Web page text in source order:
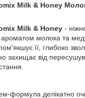
Milk & Honey
Milk & Honey -
молока та
її, глибоко
захищає від
формула делікатно